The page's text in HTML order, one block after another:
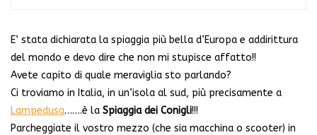
E’ stata dichiarata la spiaggia più bella d’Europa e addirittura
del mondo e devo dire che non mi stupisce affatto!!
Avete capito di quale meraviglia sto parlando?
Ci troviamo in Italia, in un’isola al sud, più precisamente a
Lampedusa…….è la Spiaggia dei Conigli!!!
Parcheggiate il vostro mezzo (che sia macchina o scooter) in